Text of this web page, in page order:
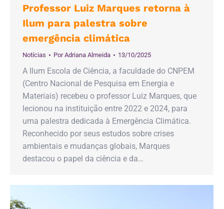
Professor Luiz Marques retorna à
Ilum para palestra sobre
emergência climática
Notícias PorAdriana Almeida 13/10/2025
A Ilum Escola de Ciência, a faculdade do CNPEM
(Centro Nacional de Pesquisa em Energia e
Materiais) recebeu o professor Luiz Marques, que
lecionou na instituição entre 2022 e 2024, para
uma palestra dedicada à Emergência Climática.
Reconhecido por seus estudos sobre crises
ambientais e mudanças globais, Marques
destacou o papel da ciência e da…